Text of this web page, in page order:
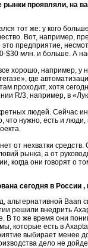
проявляли, на
тот же: у кого
Вот, например,
предприятие,
$30 млн. и больше. А
хорошо, например, у
где
проходит, хотя
R/3, например, в
людей. Сейчас
что нужно, есть и
от нехватки
рынка, а от
когда они говорят о
сегодня в России
альтернативной
решили внедрить
В то же время они
которые есть в
выбирает менее
дело не